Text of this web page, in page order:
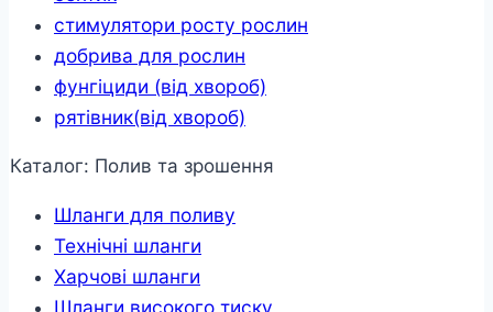
стимулятори росту рослин
добрива для рослин
фунгіциди (від хвороб)
рятівник(від хвороб)
Каталог: Полив та зрошення
Шланги для поливу
Технічні шланги
Харчові шланги
Шланги високого тиску